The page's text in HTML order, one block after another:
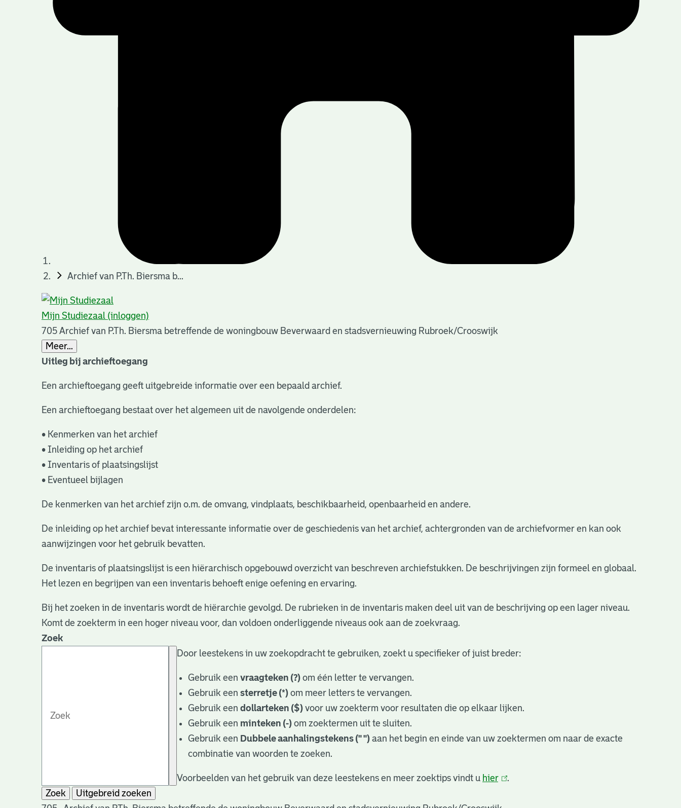
Archief van P.Th. Biersma b...
Mijn Studiezaal (inloggen)
705 Archief van P.Th. Biersma betreffende de woningbouw Beverwaard en stadsvernieuwing Rubroek/Crooswijk
Meer...
Uitleg bij archieftoegang
Een archieftoegang geeft uitgebreide informatie over een bepaald archief.
Een archieftoegang bestaat over het algemeen uit de navolgende onderdelen:
• Kenmerken van het archief
• Inleiding op het archief
• Inventaris of plaatsingslijst
• Eventueel bijlagen
De kenmerken van het archief zijn o.m. de omvang, vindplaats, beschikbaarheid, openbaarheid en andere.
De inleiding op het archief bevat interessante informatie over de geschiedenis van het archief, achtergronden van de archiefvormer en kan ook
aanwijzingen voor het gebruik bevatten.
De inventaris of plaatsingslijst is een hiërarchisch opgebouwd overzicht van beschreven archiefstukken. De beschrijvingen zijn formeel en globaal.
Het lezen en begrijpen van een inventaris behoeft enige oefening en ervaring.
Bij het zoeken in de inventaris wordt de hiërarchie gevolgd. De rubrieken in de inventaris maken deel uit van de beschrijving op een lager niveau.
Komt de zoekterm in een hoger niveau voor, dan voldoen onderliggende niveaus ook aan de zoekvraag.
Zoek
Door leestekens in uw zoekopdracht te gebruiken, zoekt u specifieker of juist breder:
Gebruik eenvraagteken (?) om één letter te vervangen.
Gebruik eensterretje (*) om meer letters te vervangen.
Gebruik eendollarteken ($) voor uw zoekterm voor resultaten die op elkaar lijken.
Gebruik een minteken (-) om zoektermen uit te sluiten.
Gebruik een Dubbele aanhalingstekens (" ") aan het begin en einde van uw zoektermen om naar de exacte
combinatie van woorden te zoeken.
Voorbeelden van het gebruik van deze leestekens en meer zoektips vindt u hier(link
.
Zoek
Uitgebreid zoeken